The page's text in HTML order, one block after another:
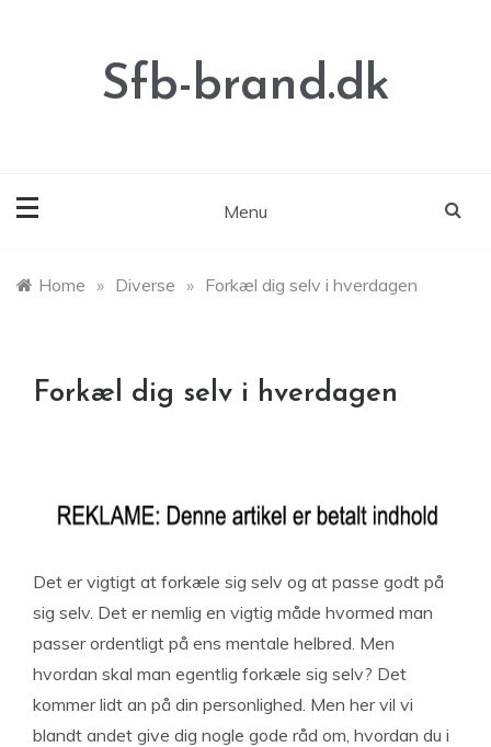
Sfb-brand.dk
Menu
Home » Diverse » Forkæl dig selv i hverdagen
Forkæl dig selv i hverdagen
Det er vigtigt at forkæle sig selv og at passe godt på
sig selv. Det er nemlig en vigtig måde hvormed man
passer ordentligt på ens mentale helbred. Men
hvordan skal man egentlig forkæle sig selv? Det
kommer lidt an på din personlighed. Men her vil vi
blandt andet give dig nogle gode råd om, hvordan du i